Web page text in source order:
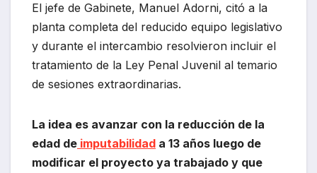
El jefe de Gabinete, Manuel Adorni, citó a la
planta completa del reducido equipo legislativo
y durante el intercambio resolvieron incluir el
tratamiento de la Ley Penal Juvenil al temario
de sesiones extraordinarias.
La idea es avanzar con la reducción de la
edad de imputabilidad a 13 años luego de
modificar el proyecto ya trabajado y que